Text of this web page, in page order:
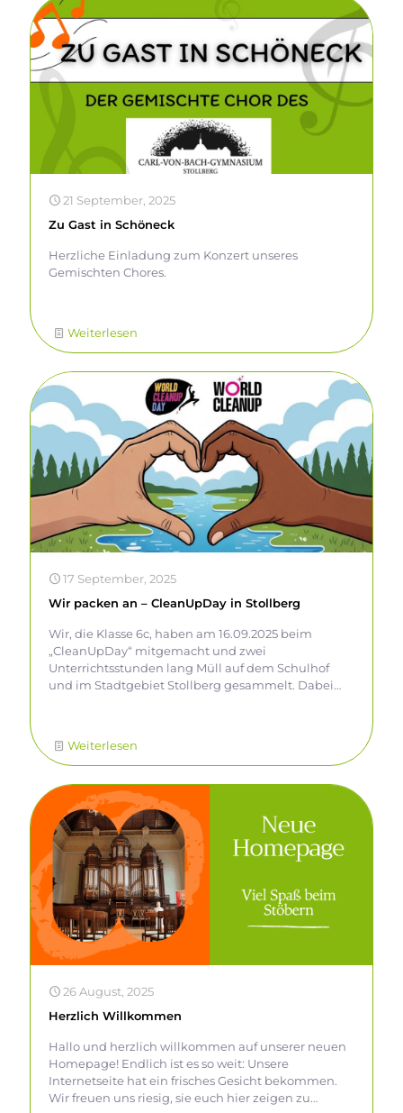
21 September, 2025
Zu Gast in Schöneck
Herzliche Einladung zum Konzert unseres
Gemischten Chores.
Weiterlesen
17 September, 2025
Wir packen an – CleanUpDay in Stollberg
Wir, die Klasse 6c, haben am 16.09.2025 beim
„CleanUpDay“ mitgemacht und zwei
Unterrichtsstunden lang Müll auf dem Schulhof
und im Stadtgebiet Stollberg gesammelt. Dabei
um die Umwelt sauberer zu machen. Im
Deutschunterricht bei Frau Bach beschäftigen wir
uns gerade mit Sachtexten zum Thema
Umweltschutz. Deshalb wollten wir nicht nur lesen
und schreiben, sondern auch selbst aktiv werden
und etwas für unsere Umwelt tun. Es hat richtig
Spaß gemacht, gemeinsam anzupacken – und wir
sind stolz auf das Ergebnis!
Weiterlesen
26 August, 2025
Herzlich Willkommen
Hallo und herzlich willkommen auf unserer neuen
Homepage! Endlich ist es so weit: Unsere
Internetseite hat ein frisches Gesicht bekommen.
Wir freuen uns riesig, sie euch hier zeigen zu